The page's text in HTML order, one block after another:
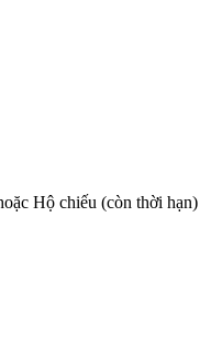
Hộ chiếu (còn thời hạn)